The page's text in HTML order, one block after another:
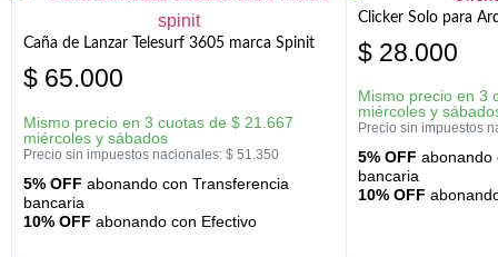
Caña de Lanzar Telesurf 3605 marca Spinit
$ 65.000
Mismo precio en 3 cuotas de $ 21.667
miércoles y sábados
Precio sin impuestos nacionales: $ 51.350
5% OFF abonando con Transferencia
bancaria
10% OFF abonando con Efectivo
Clicker Solo para
$ 28.000
Mismo precio en 3
miércoles y
Precio sin impuestos
5% OFF abonando
bancaria
10% OFF